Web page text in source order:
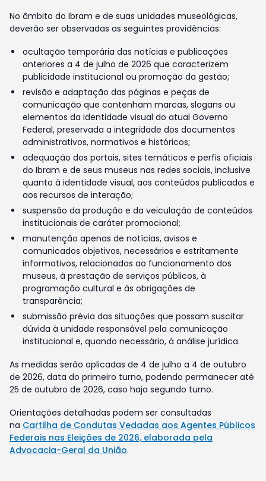
No âmbito do Ibram e de suas unidades museológicas,
deverão ser observadas as seguintes providências:
ocultação temporária das notícias e publicações
anteriores a 4 de julho de 2026 que caracterizem
publicidade institucional ou promoção da gestão;
revisão e adaptação das páginas e peças de
comunicação que contenham marcas, slogans ou
elementos da identidade visual do atual Governo
Federal, preservada a integridade dos documentos
administrativos, normativos e históricos;
adequação dos portais, sites temáticos e perfis oficiais
do Ibram e de seus museus nas redes sociais, inclusive
quanto à identidade visual, aos conteúdos publicados e
aos recursos de interação;
suspensão da produção e da veiculação de conteúdos
institucionais de caráter promocional;
manutenção apenas de notícias, avisos e
comunicados objetivos, necessários e estritamente
informativos, relacionados ao funcionamento dos
museus, à prestação de serviços públicos, à
programação cultural e às obrigações de
transparência;
submissão prévia das situações que possam suscitar
dúvida à unidade responsável pela comunicação
institucional e, quando necessário, à análise jurídica.
As medidas serão aplicadas de 4 de julho a 4 de outubro
de 2026, data do primeiro turno, podendo permanecer até
25 de outubro de 2026, caso haja segundo turno.
Orientações detalhadas podem ser consultadas
na Cartilha de Condutas Vedadas aos Agentes Públicos
Federais nas Eleições de 2026, elaborada pela
Advocacia-Geral da União.